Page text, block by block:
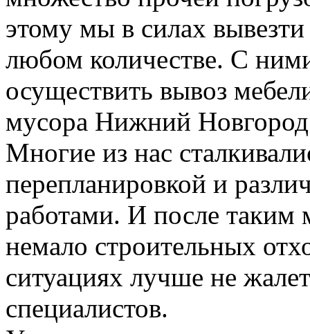
этому мы в силах
любом количестве. С
осуществить вывоз
мусора Нижний
Многие из нас
перепланировкой и
работами. И после таким
немало строительных
ситуациях лучше не
специалистов.